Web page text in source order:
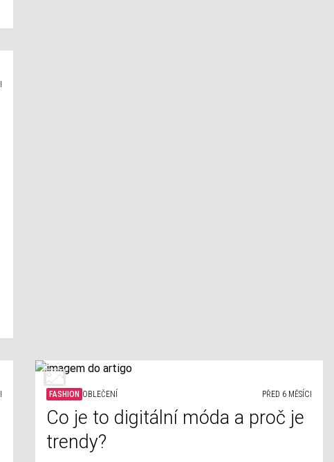
FASHION OBLEČENÍ PŘED 6 MĚSÍCI
Co je to digitální móda a proč je
trendy?